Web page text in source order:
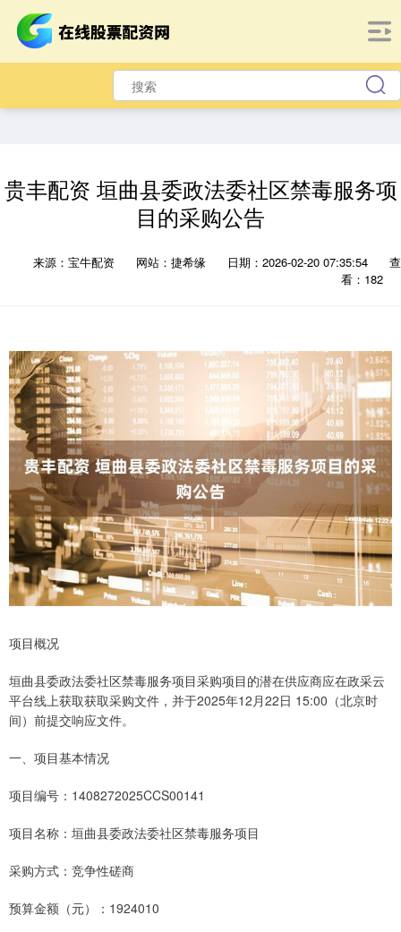
贵丰配资 垣曲县委政法委社区禁毒服务项
目的采购公告
来源：宝牛配资 网站：捷希缘 日期：2026-02-20 07:35:54
查
看：182
项目概况
垣曲县委政法委社区禁毒服务项目采购项目的潜在供应商应在政采云
平台线上获取获取采购文件，并于2025年12月22日 15:00（北京时
间）前提交响应文件。
一、项目基本情况
项目编号：1408272025CCS00141
项目名称：垣曲县委政法委社区禁毒服务项目
采购方式：竞争性磋商
预算金额（元）：1924010